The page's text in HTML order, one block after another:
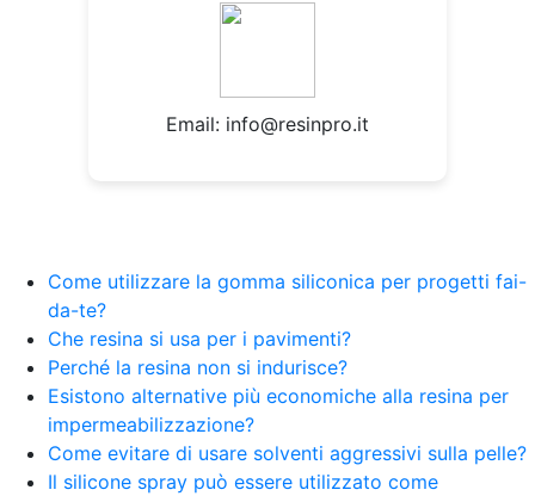
Email: info@resinpro.it
Come utilizzare la gomma siliconica per progetti fai-
da-te?
Che resina si usa per i pavimenti?
Perché la resina non si indurisce?
Esistono alternative più economiche alla resina per
impermeabilizzazione?
Come evitare di usare solventi aggressivi sulla pelle?
Il silicone spray può essere utilizzato come